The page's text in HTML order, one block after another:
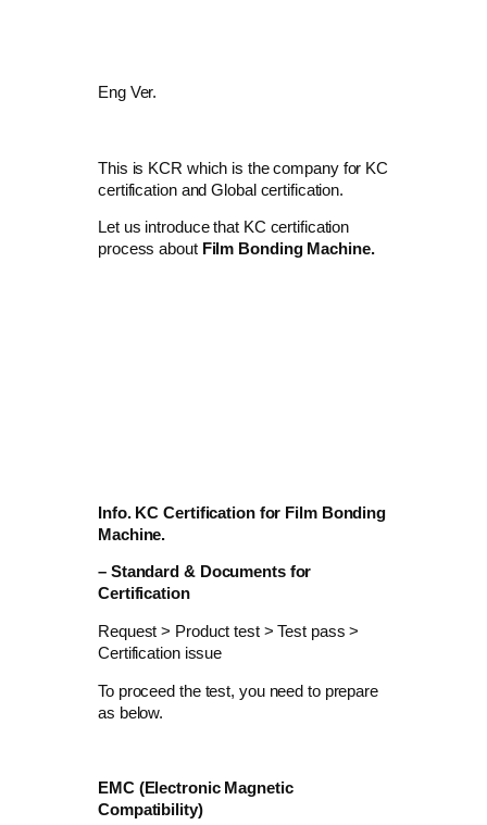
Eng Ver.
This is KCR which is the company for KC
certification and Global certification.
Let us introduce that KC certification
process about Film Bonding Machine.
Info. KC Certification for Film Bonding
Machine.
– Standard & Documents for
Certification
Request > Product test > Test pass >
Certification issue
To proceed the test, you need to prepare
as below.
EMC (Electronic Magnetic
Compatibility)